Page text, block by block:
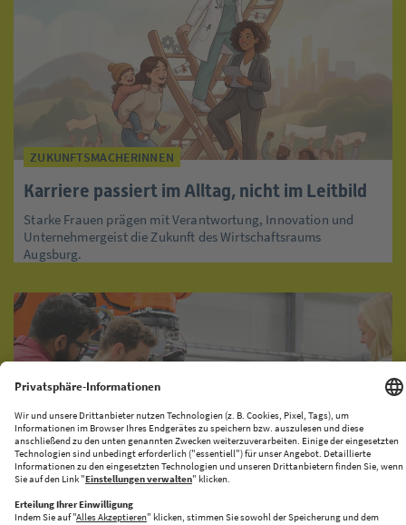
ZUKUNFTSMACHERINNEN
Karriere passiert im Alltag, nicht im Leitbild
Starke Frauen prägen mit Verantwortung, Innovation und
Unternehmergeist die Zukunft des Wirtschaftsraums
Augsburg.
KI-PRODUKATIONSNETZWERK